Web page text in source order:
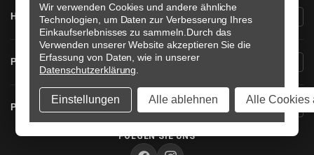
HILFE & KONTAKT
PRODUKTINFORMATIONEN
PRO-BOLT DEUTSCHLAND +
FOLGEN SIE UNS
Wir verwenden Cookies und andere ähnliche
Technologien, um Daten zur Verbesserung Ihres
Einkaufserlebnisses zu sammeln. Durch das
Verwenden unserer Website akzeptieren Sie die
Erfassung von Daten, wie in unserer
Datenschutzerklärung
Einstellungen Alle ablehnen Alle Cookies